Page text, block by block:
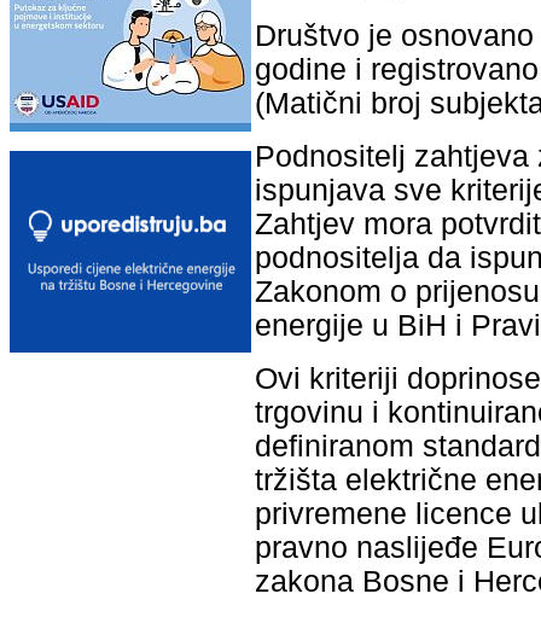
Društvo je
godine i
(Matični broj
Podnositelj
ispunjava sve
Zahtjev mora
podnositelja da
Zakonom o
energije u BiH i
Ovi kriteriji
trgovinu i
definiranom
tržišta električne
privremene licence
pravno naslijeđe
zakona Bosne i